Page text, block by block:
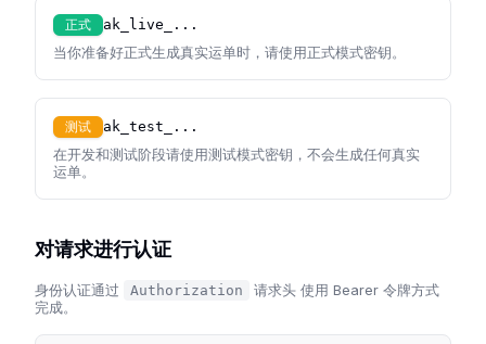
正式
ak_live_...
当你准备好正式生成真实运单时，请使用正式模式密钥。
测试
ak_test_...
在开发和测试阶段请使用测试模式密钥，不会生成任何真实
运单。
对请求进行认证
身份认证通过 Authorization
请求头 使用 Bearer 令牌方式
完成。